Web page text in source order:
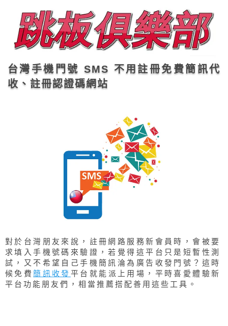
台灣手機門號 SMS 不用註冊免費簡訊代
收、註冊認證碼網站
對於台灣朋友來說，註冊網路服務新會員時，會被要
求填入手機號碼來驗證，若覺得這平台只是短暫性測
試，又不希望自己手機簡訊淪為廣告收發門號？這時
候免費簡訊收發 平台就能派上用場，平時喜愛體驗新
平台功能朋友們，相當推薦搭配善用這些工具。